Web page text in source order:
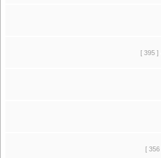
[ 395 ]
[